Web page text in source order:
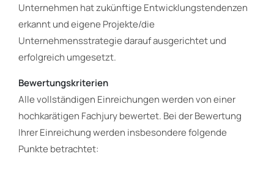
Unternehmen hat zukünftige Entwicklungstendenzen
erkannt und eigene Projekte/die
Unternehmensstrategie darauf ausgerichtet und
erfolgreich umgesetzt.
Bewertungskriterien
Alle vollständigen Einreichungen werden von einer
hochkarätigen Fachjury bewertet. Bei der Bewertung
Ihrer Einreichung werden insbesondere folgende
Punkte betrachtet: